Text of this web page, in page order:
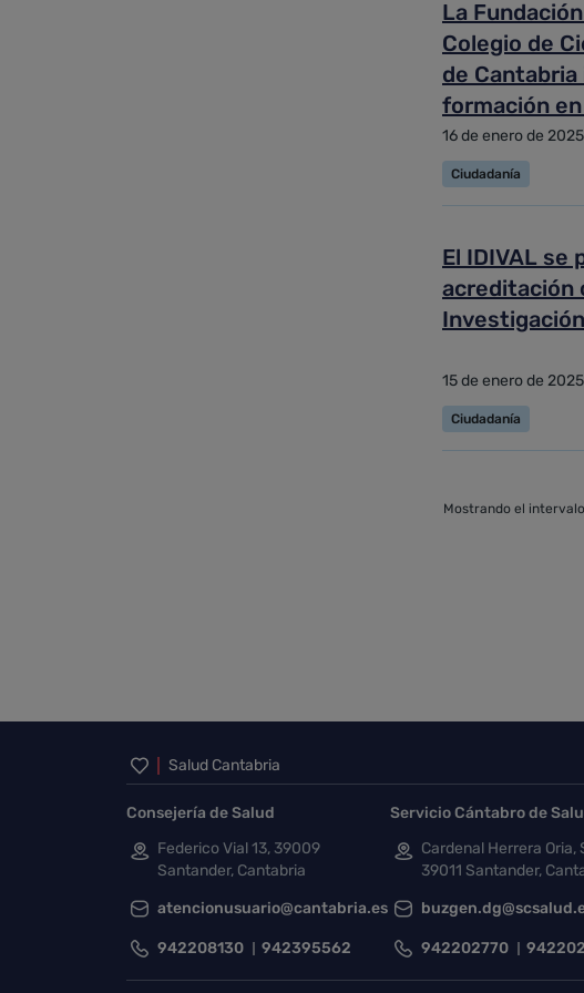
La
Colegio de
de
formación
16 de enero de 2025
Ciudadanía
El IDIVAL se
acreditación
15 de enero de 2025
Ciudadanía
Mostrando el
Inicio del pie de página
Salud Cantabria
Consejería de Salud
Federico Vial 13, 39009
Santander, Cantabria
atencionusuario@cantabria.es
942208130 942395562
Servicio Cántabro de
Cardenal Herrera Oria,
39011 Santander,
942202770